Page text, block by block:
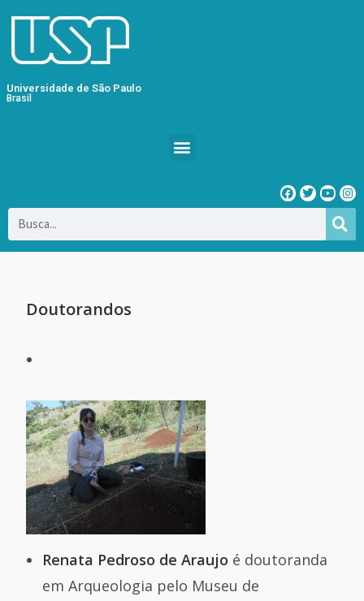
Universidade de São Paulo
Brasil
Doutorandos
Renata Pedroso de Araujo é doutoranda
em Arqueologia pelo Museu de